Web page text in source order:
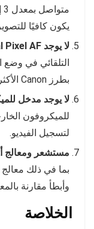
يكون كافيًا
لا يوجد Dual Pixel AF في Live View
التلقائي في وضع
بطرز Canon الأكثر تقدمًا التي تتميز بـ Dual Pixel AF.
لا يوجد مدخل
للميكروفون
لتسجيل الفيديو.
مستشعر ومعالج
وأبطأ مقارنة
الخلاصة